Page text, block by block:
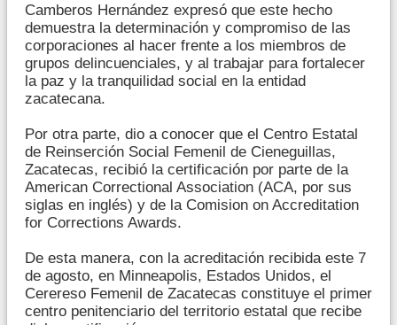
Camberos Hernández expresó que este hecho
demuestra la determinación y compromiso de las
corporaciones al hacer frente a los miembros de
grupos delincuenciales, y al trabajar para fortalecer
la paz y la tranquilidad social en la entidad
zacatecana.
Por otra parte, dio a conocer que el Centro Estatal
de Reinserción Social Femenil de Cieneguillas,
Zacatecas, recibió la certificación por parte de la
American Correctional Association (ACA, por sus
siglas en inglés) y de la Comision on Accreditation
for Corrections Awards.
De esta manera, con la acreditación recibida este 7
de agosto, en Minneapolis, Estados Unidos, el
Cerereso Femenil de Zacatecas constituye el primer
centro penitenciario del territorio estatal que recibe